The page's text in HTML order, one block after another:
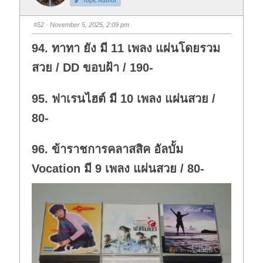
m
b
d
o
n
.
m
b
u
p
#52 · November 5, 2025, 2:09 pm
94. ทาทา ยัง มี 11 เพลง แผ่นโดยรวม
สวย / DD ขอบฝ้า / 190-
95. ฟาเรนไฮต์ มี 10 เพลง แผ่นสวย /
80-
96. ข้าราชการคลาสสิค อัลบั้ม
Vocation มี 9 เพลง แผ่นสวย / 80-